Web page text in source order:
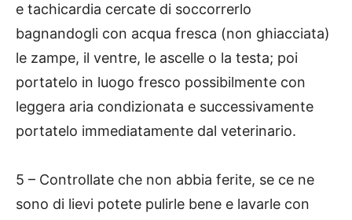
e tachicardia cercate di soccorrerlo
bagnandogli con acqua fresca (non ghiacciata)
le zampe, il ventre, le ascelle o la testa; poi
portatelo in luogo fresco possibilmente con
leggera aria condizionata e successivamente
portatelo immediatamente dal veterinario.
5 – Controllate che non abbia ferite, se ce ne
sono di lievi potete pulirle bene e lavarle con